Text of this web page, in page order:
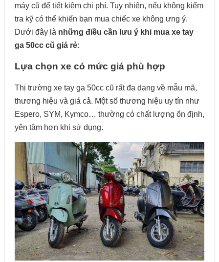
máy cũ để tiết kiệm chi phí. Tuy nhiên, nếu không kiểm
tra kỹ có thể khiến bạn mua chiếc xe không ưng ý.
Dưới đây là những điều cần lưu ý khi mua xe tay
ga 50cc cũ giá rẻ:
Lựa chọn xe có mức giá phù hợp
Thị trường xe tay ga 50cc cũ rất đa dạng về mẫu mã,
thương hiệu và giá cả. Một số thương hiệu uy tín như
Espero, SYM, Kymco… thường có chất lượng ổn định,
yên tâm hơn khi sử dụng.